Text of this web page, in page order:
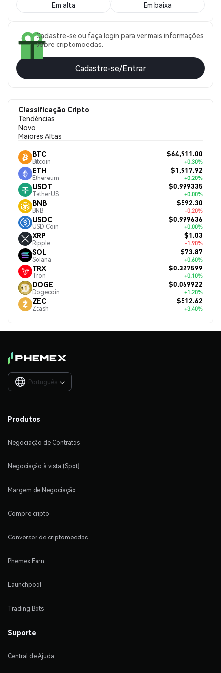
Em alta Em baixa
Cadastre-se ou faça login para ver mais informações
sobre criptomoedas.
Cadastre-se/Entrar
Classificação Cripto
Tendências
Novo
Maiores Altas
BTC
Bitcoin
$64,911.00
+0.30%
ETH
Ethereum
$1,917.92
+0.20%
USDT
TetherUS
$0.999335
+0.00%
BNB
BNB
$592.30
-0.20%
USDC
USD Coin
$0.999636
+0.00%
XRP
Ripple
$1.03
-1.90%
SOL
Solana
$73.87
+0.60%
TRX
Tron
$0.327599
+0.10%
DOGE
Dogecoin
$0.069922
+1.20%
ZEC
Zcash
$512.62
+3.40%
Português 
Produtos
Negociação de Contratos
Negociação à vista (Spot)
Margem de Negociação
Compre cripto
Conversor de criptomoedas
Phemex Earn
Launchpool
Trading Bots
Suporte
Central de Ajuda